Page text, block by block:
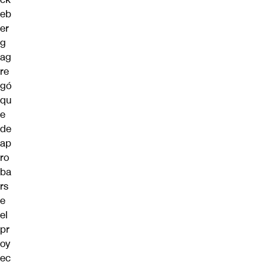
eb
er
g
ag
re
gó
qu
e
de
ap
ro
ba
rs
e
el
pr
oy
ec